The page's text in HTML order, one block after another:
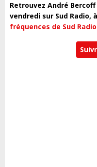
Retrouvez André
vendredi sur Sud Radio,
fréquences de Sud